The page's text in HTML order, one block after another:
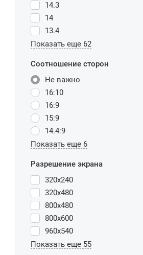
14.3
14
13.4
Показать еще 62
Соотношение сторон
Не важно
16:10
16:9
15:9
14.4:9
Показать еще 6
Разрешение экрана
320x240
320x480
800x480
800x600
960x540
Показать еще 55